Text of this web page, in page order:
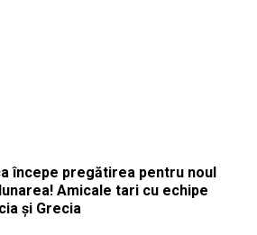
începe pregătirea pentru noul
Amicale tari cu echipe
și Grecia